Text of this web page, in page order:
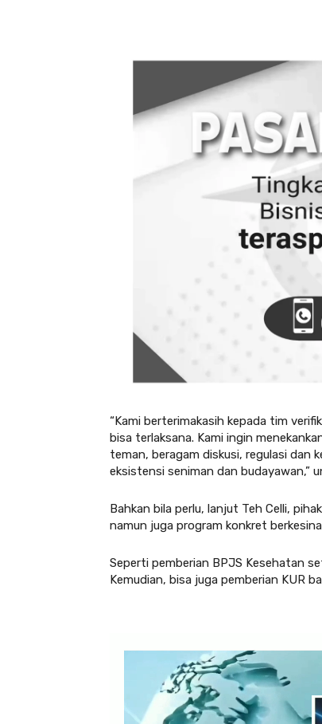
“Kami berterimakasih kepada tim
bisa terlaksana. Kami ingin
teman, beragam diskusi, regulasi dan
eksistensi seniman dan budayawan,”
Bahkan bila perlu, lanjut Teh Celli,
namun juga program konkret
Seperti pemberian BPJS Kesehatan
Kemudian, bisa juga pemberian KUR